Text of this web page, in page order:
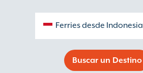
Ferries desde Indonesia
Buscar un Destino